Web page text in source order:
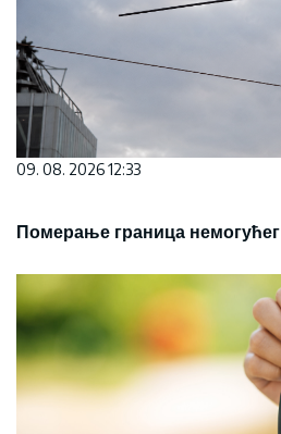
09. 08. 2026 12:33
Померање граница немогућег